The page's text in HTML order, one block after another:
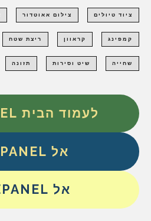
ציוד טיולים צילום אאוטדור
קמפינג קראוון ריצת שטח
שחייה שיט וסירות תזונה
לעמוד הבית OUTPANEL
אל RUNPANEL
אל BIKEPANEL